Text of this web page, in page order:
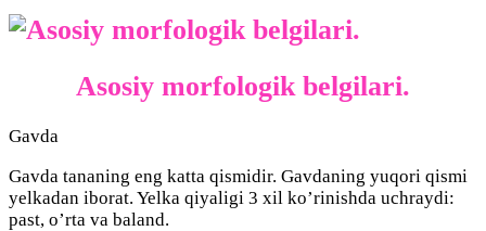
Asosiy morfologik belgilari.
Gavda
Gavda tananing eng katta qismidir. Gavdaning yuqori qismi
yelkadan iborat. Yelka qiyaligi 3 xil ko’rinishda uchraydi:
past, o’rta va baland.